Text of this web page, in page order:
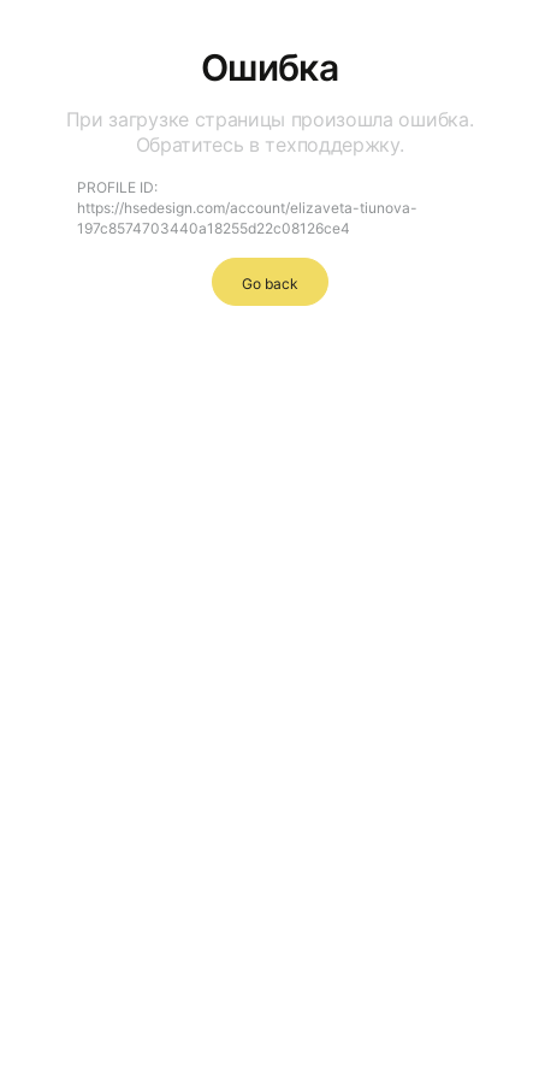
Ошибка
При загрузке страницы произошла ошибка.
Обратитесь в техподдержку.
PROFILE ID:
https://hsedesign.com/account/elizaveta-tiunova-
197c8574703440a18255d22c08126ce4
Go back